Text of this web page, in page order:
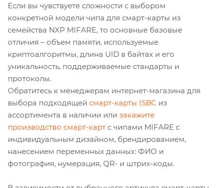
Если вы чувствуете сложности с выбором
конкретной модели чипа для смарт-карты из
семейства NXP MIFARE, то основные базовые
отличия – объем памяти, используемые
криптоалгоритмы, длина UID в байтах и его
уникальность, поддерживаемые стандарты и
протоколы.
Обратитесь к менеджерам интернет-магазина для
выбора подходящей смарт-карты ISBC из
ассортимента в наличии или закажите
производство смарт-карт с чипами MIFARE с
индивидуальным дизайном, брендированием,
нанесением переменных данных: ФИО и
фотография, нумерация, QR- и штрих-коды.